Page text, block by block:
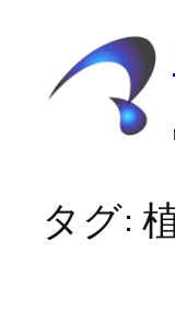
タグ: